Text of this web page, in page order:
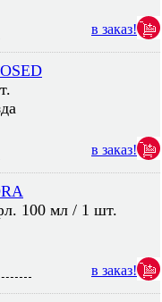
в заказ!
в заказ!
100 мл / 1 шт.
в заказ!